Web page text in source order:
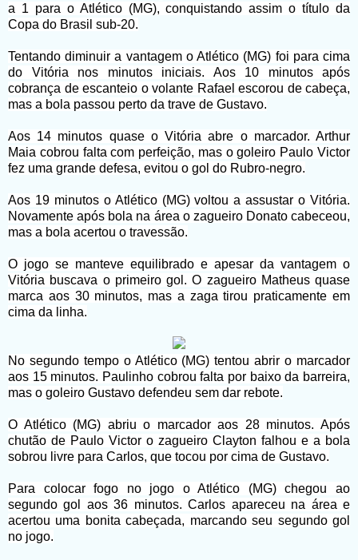
a 1 para o Atlético (MG), conquistando assim o título da
Copa do Brasil sub-20.
Tentando diminuir a vantagem o Atlético (MG) foi para cima
do Vitória nos minutos iniciais. Aos 10 minutos após
cobrança de escanteio o volante Rafael escorou de cabeça,
mas a bola passou perto da trave de Gustavo.
Aos 14 minutos quase o Vitória abre o marcador. Arthur
Maia cobrou falta com perfeição, mas o goleiro Paulo Victor
fez uma grande defesa, evitou o gol do Rubro-negro.
Aos 19 minutos o Atlético (MG) voltou a assustar o Vitória.
Novamente após bola na área o zagueiro Donato cabeceou,
mas a bola acertou o travessão.
O jogo se manteve equilibrado e apesar da vantagem o
Vitória buscava o primeiro gol. O zagueiro Matheus quase
marca aos 30 minutos, mas a zaga tirou praticamente em
cima da linha.
No segundo tempo o Atlético (MG) tentou abrir o marcador
aos 15 minutos. Paulinho cobrou falta por baixo da barreira,
mas o goleiro Gustavo defendeu sem dar rebote.
O Atlético (MG) abriu o marcador aos 28 minutos. Após
chutão de Paulo Victor o zagueiro Clayton falhou e a bola
sobrou livre para Carlos, que tocou por cima de Gustavo.
Para colocar fogo no jogo o Atlético (MG) chegou ao
segundo gol aos 36 minutos. Carlos apareceu na área e
acertou uma bonita cabeçada, marcando seu segundo gol
no jogo.